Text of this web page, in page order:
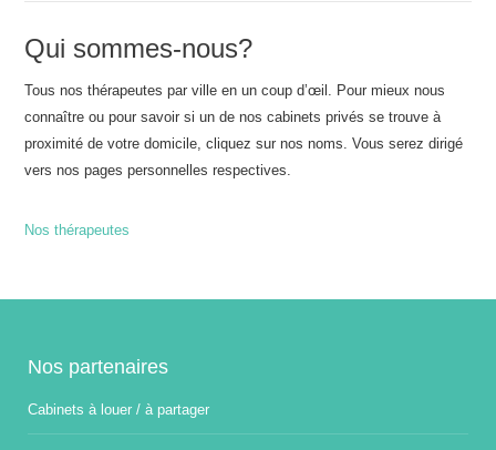
Qui sommes-nous?
Tous nos thérapeutes par ville en un coup d’œil. Pour mieux nous
connaître ou pour savoir si un de nos cabinets privés se trouve à
proximité de votre domicile, cliquez sur nos noms. Vous serez dirigé
vers nos pages personnelles respectives.
Nos thérapeutes
Nos partenaires
Cabinets à louer / à partager